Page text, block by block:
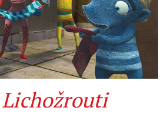
Lichožrouti